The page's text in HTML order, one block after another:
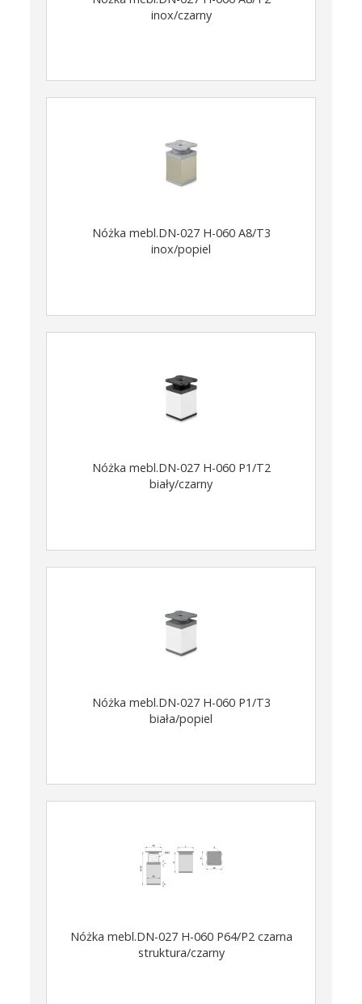
inox/czarny
Nóżka mebl.DN-027 H-060 A8/T3
inox/popiel
Nóżka mebl.DN-027 H-060 P1/T2
biały/czarny
Nóżka mebl.DN-027 H-060 P1/T3
biała/popiel
Nóżka mebl.DN-027 H-060 P64/P2 czarna
struktura/czarny